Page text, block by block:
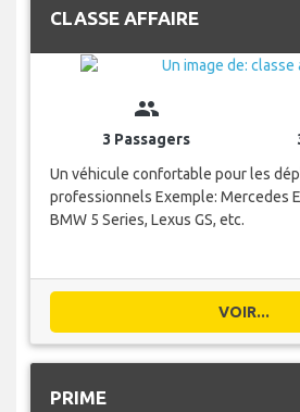
CLASSE AFFAIRE
group
3 Passagers
Un véhicule confortable pour les
professionnels Exemple: Mercedes
BMW 5 Series, Lexus GS, etc.
VOIR...
PRIME